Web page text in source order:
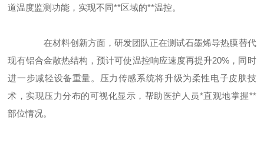
道温度监测功能，实现不同**区域的**温控。
在材料创新方面，研发团队正在测试石墨烯导热膜替代
现有铝合金散热结构，预计可使温控响应速度再提升20%，同时
进一步减轻设备重量。压力传感系统将升级为柔性电子皮肤技
术，实现压力分布的可视化显示，帮助医护人员*直观地掌握**
部位情况。